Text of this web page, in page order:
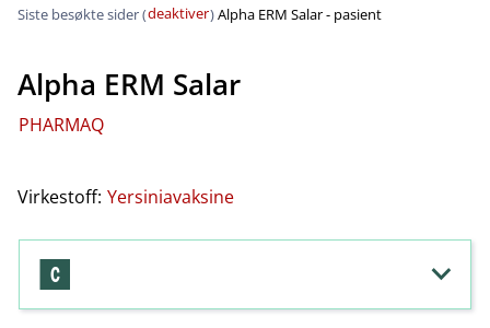
Siste besøkte sider (deaktiver)Alpha ERM Salar - pasient
Alpha ERM Salar
PHARMAQ
Virkestoff: Yersiniavaksine